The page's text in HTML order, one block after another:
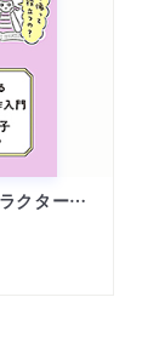
７日でできるキャラクター創作入門